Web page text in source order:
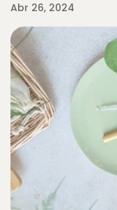
Abr 26, 2024